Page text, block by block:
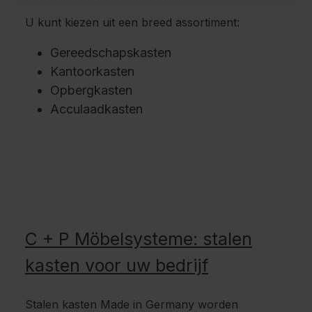
U kunt kiezen uit een breed assortiment:
Gereedschapskasten
Kantoorkasten
Opbergkasten
Acculaadkasten
C + P Möbelsysteme: stalen
kasten voor uw bedrijf
Stalen kasten Made in Germany worden